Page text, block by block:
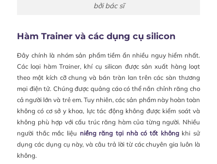
bởi bác sĩ
Hàm Trainer và các dụng cụ silicon
Đây chính là nhóm sản phẩm tiềm ẩn nhiều nguy hiểm nhất.
Các loại hàm Trainer, khí cụ silicon được sản xuất hàng loạt
theo một kích cỡ chung và bán tràn lan trên các sàn thương
mại điện tử. Chúng được quảng cáo có thể nắn chỉnh răng cho
cả người lớn và trẻ em. Tuy nhiên, các sản phẩm này hoàn toàn
không có cơ sở y khoa, lực tác động không được kiểm soát và
không phù hợp với cấu trúc răng hàm của từng người. Nhiều
người thắc mắc liệu niềng răng tại nhà có tốt khôngkhi sử
dụng các dụng cụ này, và câu trả lời từ các chuyên gia luôn là
không.